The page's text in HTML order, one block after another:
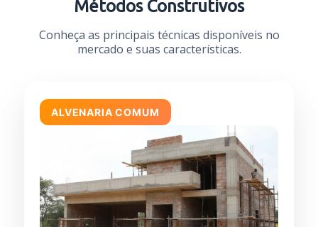
Métodos Construtivos
Conheça as principais técnicas disponíveis no
mercado e suas características.
ALVENARIA COMUM